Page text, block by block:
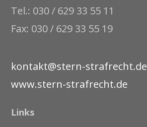
Tel.: 030 / 629 33 55 11
Fax: 030 / 629 33 55 19
kontakt@stern-strafrecht.de
www.stern-strafrecht.de
Links